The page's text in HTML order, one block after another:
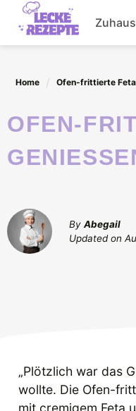
Skip
content
Home Ofen-frittierte
OFEN-FRITTIERTE FETA-ROLLEN MIT CHILI-HONIG
GENIESSEN
By Abegail
Updated on
„Plötzlich war das
wollte. Die Ofen-
mit cremigem Feta